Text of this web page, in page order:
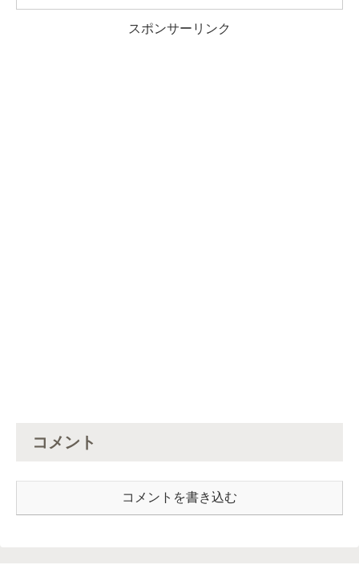
スポンサーリンク
コメント
コメントを書き込む